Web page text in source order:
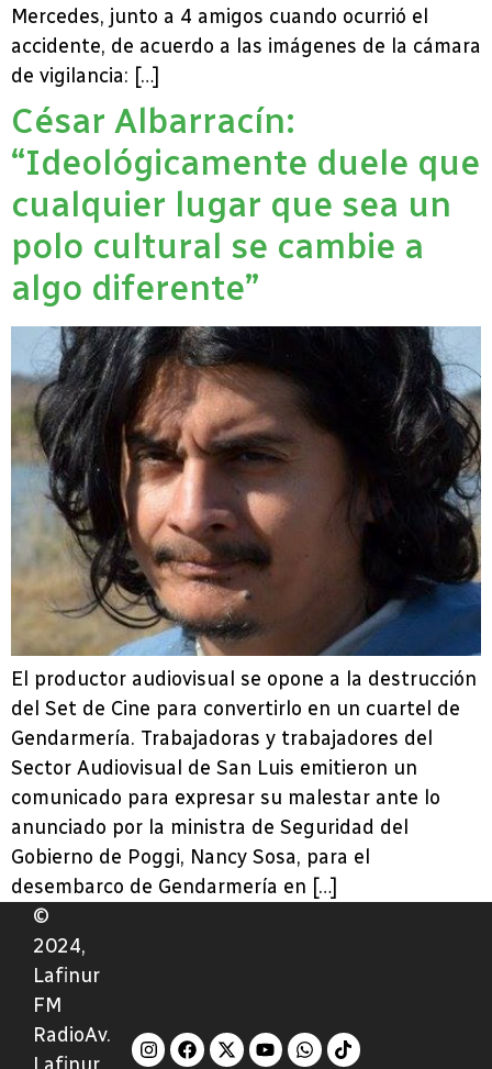
Mercedes, junto a 4 amigos cuando ocurrió el
accidente, de acuerdo a las imágenes de la cámara
de vigilancia: […]
César Albarracín:
“Ideológicamente duele que
cualquier lugar que sea un
polo cultural se cambie a
algo diferente”
El productor audiovisual se opone a la destrucción
del Set de Cine para convertirlo en un cuartel de
Gendarmería. Trabajadoras y trabajadores del
Sector Audiovisual de San Luis emitieron un
comunicado para expresar su malestar ante lo
anunciado por la ministra de Seguridad del
Gobierno de Poggi, Nancy Sosa, para el
desembarco de Gendarmería en […]
©
2024,
Lafinur
FM
RadioAv.